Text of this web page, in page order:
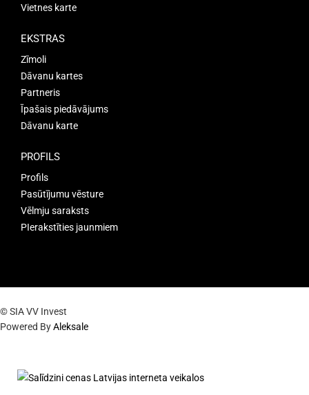
Vietnes karte
EKSTRAS
Zīmoli
Dāvanu kartes
Partneris
Īpašais piedāvājums
Dāvanu karte
PROFILS
Profils
Pasūtījumu vēsture
Vēlmju saraksts
PIerakstīties jaunmiem
© SIA VV Invest
Powered ByAleksale